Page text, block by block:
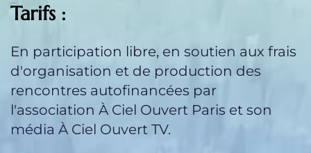
Tarifs :
En participation libre, en soutien aux frais
d'organisation et de production des
rencontres autofinancées par
l'association À Ciel Ouvert Paris et son
média À Ciel Ouvert TV.